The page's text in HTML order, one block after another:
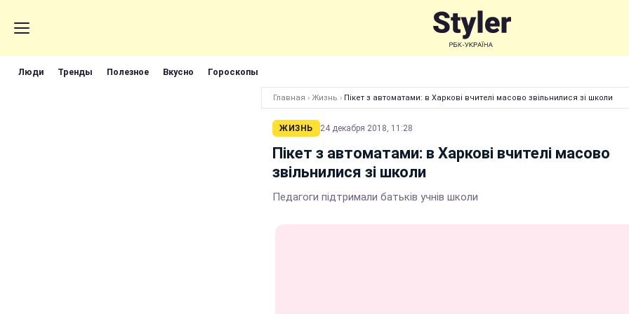
Люди Тренды Полезное Вкусно Гороскопы
Главная › Жизнь › Пікет з автоматами: в Харкові вчителі масово звільнилися зі школи
ЖИЗНЬ 24 декабря 2018, 11:28
Пікет з автоматами: в Харкові вчителі масово
звільнилися зі школи
Педагоги підтримали батьків учнів школи